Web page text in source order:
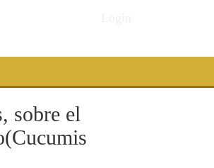
sobre el